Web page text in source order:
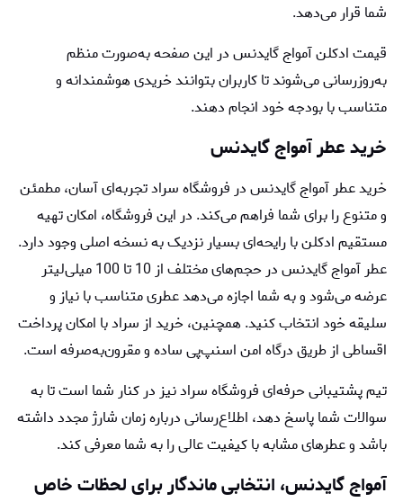
شما قرار می‌دهد.
قیمت ادکلن آمواج گایدنس در این صفحه به‌صورت منظم
به‌روزرسانی می‌شوند تا کاربران بتوانند خریدی هوشمندانه و
متناسب با بودجه خود انجام دهند.
خرید عطر آمواج گایدنس
خرید عطر آمواج گایدنس در فروشگاه سراد تجربه‌ای آسان، مطمئن
و متنوع را برای شما فراهم می‌کند. در این فروشگاه، امکان تهیه
مستقیم ادکلن با رایحه‌ای بسیار نزدیک به نسخه اصلی وجود دارد.
عطر آمواج گایدنس در حجم‌های مختلف از 10 تا 100 میلی‌لیتر
عرضه می‌شود و به شما اجازه می‌دهد عطری متناسب با نیاز و
سلیقه خود انتخاب کنید. همچنین، خرید از سراد با امکان پرداخت
اقساطی از طریق درگاه امن اسنپ‌پی ساده و مقرون‌به‌صرفه است.
تیم پشتیبانی حرفه‌ای فروشگاه سراد نیز در کنار شما است تا به
سوالات شما پاسخ دهد، اطلاع‌رسانی درباره زمان شارژ مجدد داشته
باشد و عطرهای مشابه با کیفیت عالی را به شما معرفی کند.
آمواج گایدنس، انتخابی ماندگار برای لحظات خاص